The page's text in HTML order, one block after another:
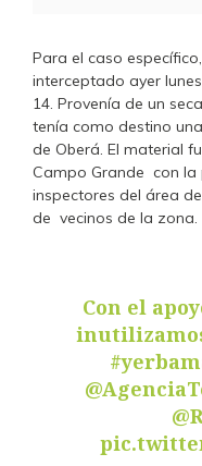
Para el caso
interceptado ayer
14. Provenía de un
tenía como destino
de Oberá. El material
Campo Grande con la
inspectores del área
de vecinos de la zona.
Con el